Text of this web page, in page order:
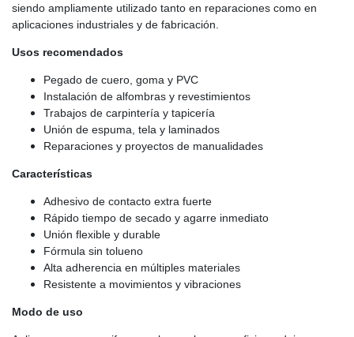
siendo ampliamente utilizado tanto en reparaciones como en
aplicaciones industriales y de fabricación.
Usos recomendados
Pegado de cuero, goma y PVC
Instalación de alfombras y revestimientos
Trabajos de carpintería y tapicería
Unión de espuma, tela y laminados
Reparaciones y proyectos de manualidades
Características
Adhesivo de contacto extra fuerte
Rápido tiempo de secado y agarre inmediato
Unión flexible y durable
Fórmula sin tolueno
Alta adherencia en múltiples materiales
Resistente a movimientos y vibraciones
Modo de uso